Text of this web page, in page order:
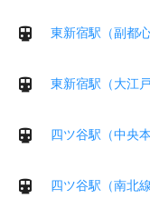
東新宿駅（副都
東新宿駅（大江
四ツ谷駅（中央
四ツ谷駅（南北